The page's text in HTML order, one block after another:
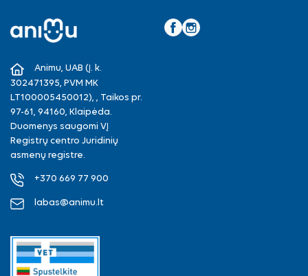
Animu, UAB (Į. k.
302471395, PVM MK
LT100005450012), , Taikos pr.
97-61, 94160, Klaipėda.
Duomenys saugomi VĮ
Registrų centro Juridinių
asmenų registre.
+370 669 77 900
labas@animu.lt